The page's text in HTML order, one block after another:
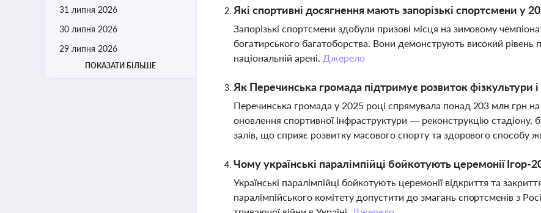
31 липня 2026
30 липня 2026
29 липня 2026
ПОКАЗАТИ БІЛЬШЕ
Які спортивні досягнення мають запорізькі спортсмени у
Запорізькі спортсмени здобули призові місця на зимовому
богатирського багатоборства. Вони демонструють високий рівень
національній арені. Джерело
Як Перечинська громада підтримує розвиток фізкультури і
Перечинська громада у 2025 році спрямувала понад 203 млн грн на
оновлення спортивної інфраструктури — реконструкцію стадіону,
залів, що сприяє розвитку масового спорту та здорового способу
Чому українські паралімпійці бойкотують церемонії Ігор-
Українські паралімпійці бойкотують церемонії відкриття та
паралімпійського комітету допустити до змагань спортсменів з